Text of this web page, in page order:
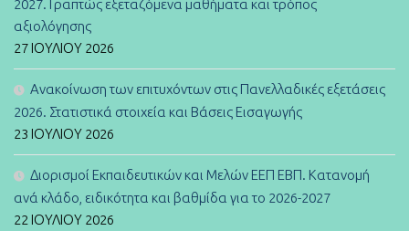
2027. Γραπτώς εξεταζόμενα μαθήματα και τρόπος
αξιολόγησης
27 ΙΟΥΛΊΟΥ 2026
Ανακοίνωση των επιτυχόντων στις Πανελλαδικές εξετάσεις
2026. Στατιστικά στοιχεία και Βάσεις Εισαγωγής
23 ΙΟΥΛΊΟΥ 2026
Διορισμοί Εκπαιδευτικών και Μελών ΕΕΠ ΕΒΠ. Κατανομή
ανά κλάδο, ειδικότητα και βαθμίδα για το 2026-2027
22 ΙΟΥΛΊΟΥ 2026